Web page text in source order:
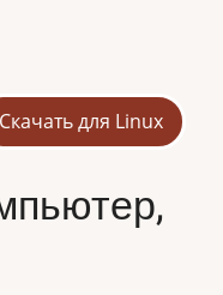
Скачать для Linux